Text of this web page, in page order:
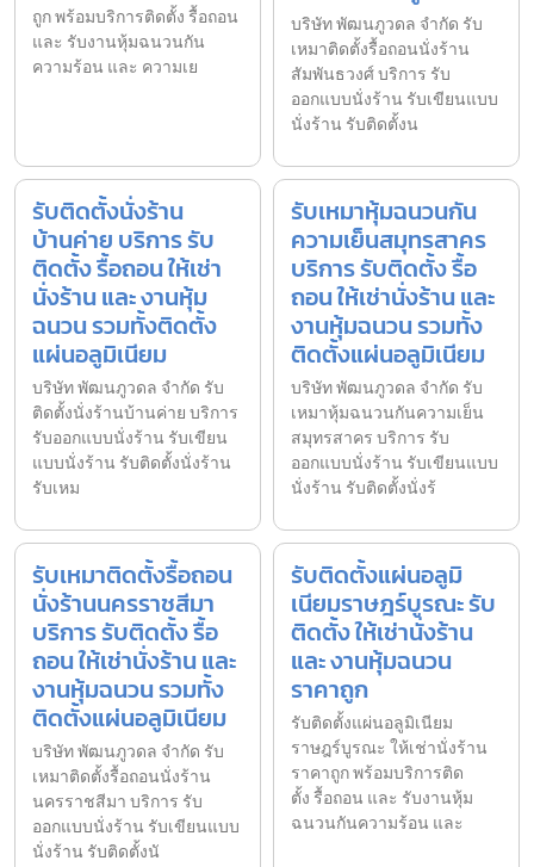
ถูก พร้อมบริการติดตั้ง รื้อถอน
และ รับงานหุ้มฉนวนกัน
ความร้อน และ ความเย
บริษัท พัฒนภูวดล จำกัด รับ
เหมาติดตั้งรื้อถอนนั่งร้าน
สัมพันธวงศ์ บริการ รับ
ออกแบบนั่งร้าน รับเขียนแบบ
นั่งร้าน รับติดตั้งน
รับติดตั้งนั่งร้าน
บ้านค่าย บริการ รับ
ติดตั้ง รื้อถอน ให้เช่า
นั่งร้าน และ งานหุ้ม
ฉนวน รวมทั้งติดตั้ง
แผ่นอลูมิเนียม
บริษัท พัฒนภูวดล จำกัด รับ
ติดตั้งนั่งร้านบ้านค่าย บริการ
รับออกแบบนั่งร้าน รับเขียน
แบบนั่งร้าน รับติดตั้งนั่งร้าน
รับเหม
รับเหมาหุ้มฉนวนกัน
ความเย็นสมุทรสาคร
บริการ รับติดตั้ง รื้อ
ถอน ให้เช่านั่งร้าน และ
งานหุ้มฉนวน รวมทั้ง
ติดตั้งแผ่นอลูมิเนียม
บริษัท พัฒนภูวดล จำกัด รับ
เหมาหุ้มฉนวนกันความเย็น
สมุทรสาคร บริการ รับ
ออกแบบนั่งร้าน รับเขียนแบบ
นั่งร้าน รับติดตั้งนั่งร้
รับเหมาติดตั้งรื้อถอน
นั่งร้านนครราชสีมา
บริการ รับติดตั้ง รื้อ
ถอน ให้เช่านั่งร้าน และ
งานหุ้มฉนวน รวมทั้ง
ติดตั้งแผ่นอลูมิเนียม
บริษัท พัฒนภูวดล จำกัด รับ
เหมาติดตั้งรื้อถอนนั่งร้าน
นครราชสีมา บริการ รับ
ออกแบบนั่งร้าน รับเขียนแบบ
นั่งร้าน รับติดตั้งนั
รับติดตั้งแผ่นอลูมิ
เนียมราษฎร์บูรณะ รับ
ติดตั้ง ให้เช่านั่งร้าน
และ งานหุ้มฉนวน
ราคาถูก
รับติดตั้งแผ่นอลูมิเนียม
ราษฎร์บูรณะ ให้เช่านั่งร้าน
ราคาถูก พร้อมบริการติด
ตั้ง รื้อถอน และ รับงานหุ้ม
ฉนวนกันความร้อน และ